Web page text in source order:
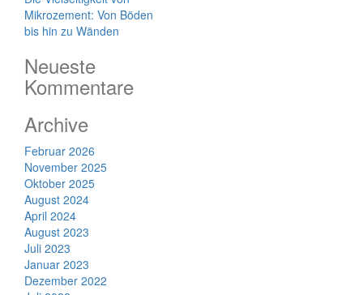
Mikrozement: Von Böden
bis hin zu Wänden
Neueste
Kommentare
Archive
Februar 2026
November 2025
Oktober 2025
August 2024
April 2024
August 2023
Juli 2023
Januar 2023
Dezember 2022